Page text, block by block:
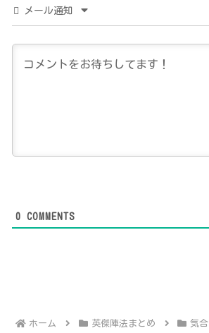
メール通知
0 COMMENTS
ホーム 英傑陣法まとめ 気合